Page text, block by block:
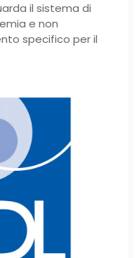
il sistema di
e non
specifico per il